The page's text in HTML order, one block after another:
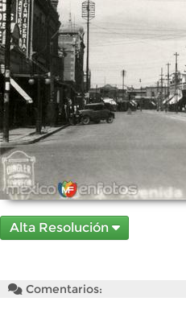
Alta Resolución
Comentarios: